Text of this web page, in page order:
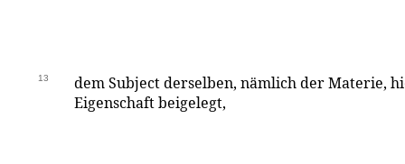
13
dem Subject derselben, nämlich der Materie,
Eigenschaft beigelegt,